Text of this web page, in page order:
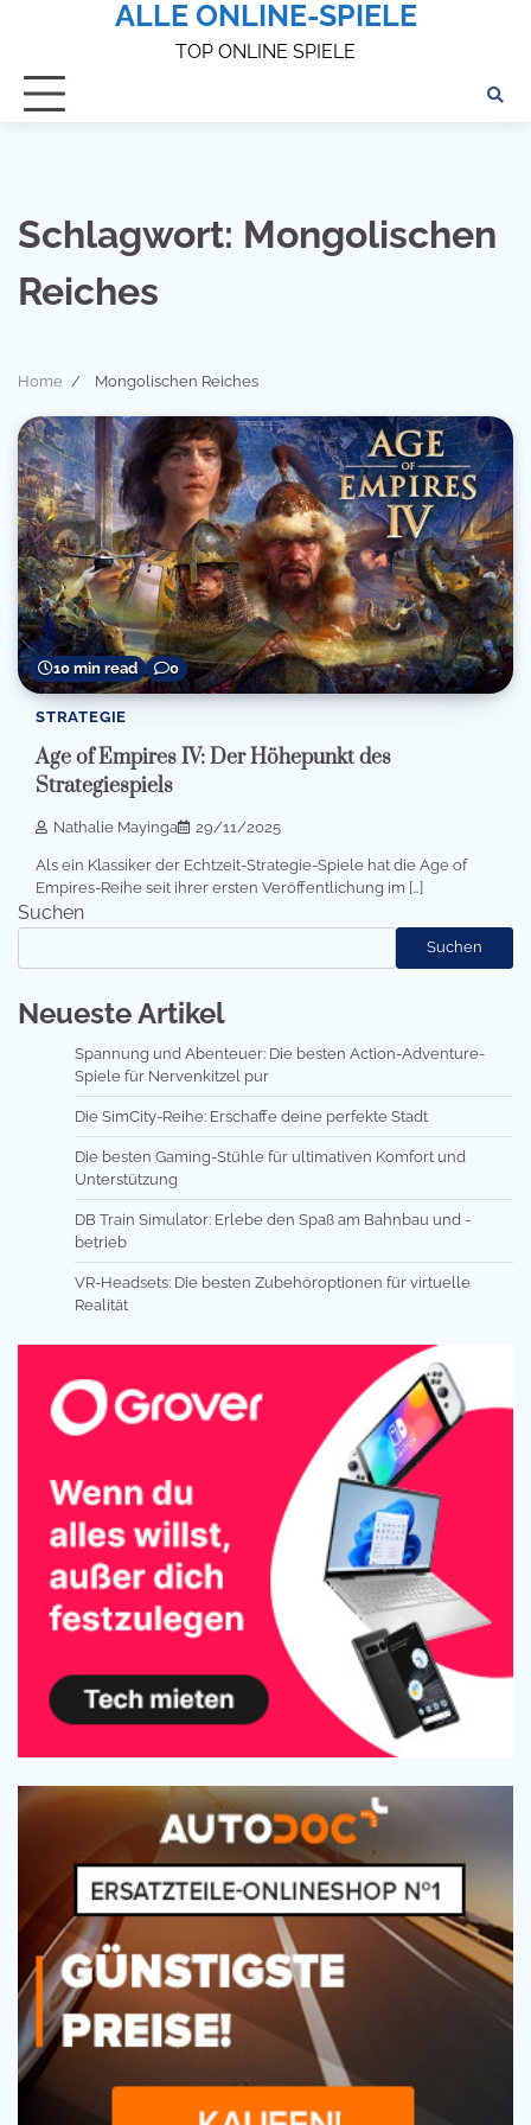
ALLE ONLINE-SPIELE
TOP ONLINE SPIELE
Schlagwort: Mongolischen
Reiches
Home Mongolischen Reiches
10 min read 0
STRATEGIE
Age of Empires IV: Der Höhepunkt des
Strategiespiels
Nathalie Mayinga 29/11/2025
Als ein Klassiker der Echtzeit-Strategie-Spiele hat die Age of
Empires-Reihe seit ihrer ersten Veröffentlichung im […]
Suchen
Suchen
Neueste Artikel
Spannung und Abenteuer: Die besten Action-Adventure-
Spiele für Nervenkitzel pur
Die SimCity-Reihe: Erschaffe deine perfekte Stadt
Die besten Gaming-Stühle für ultimativen Komfort und
Unterstützung
DB Train Simulator: Erlebe den Spaß am Bahnbau und -
betrieb
VR-Headsets: Die besten Zubehöroptionen für virtuelle
Realität